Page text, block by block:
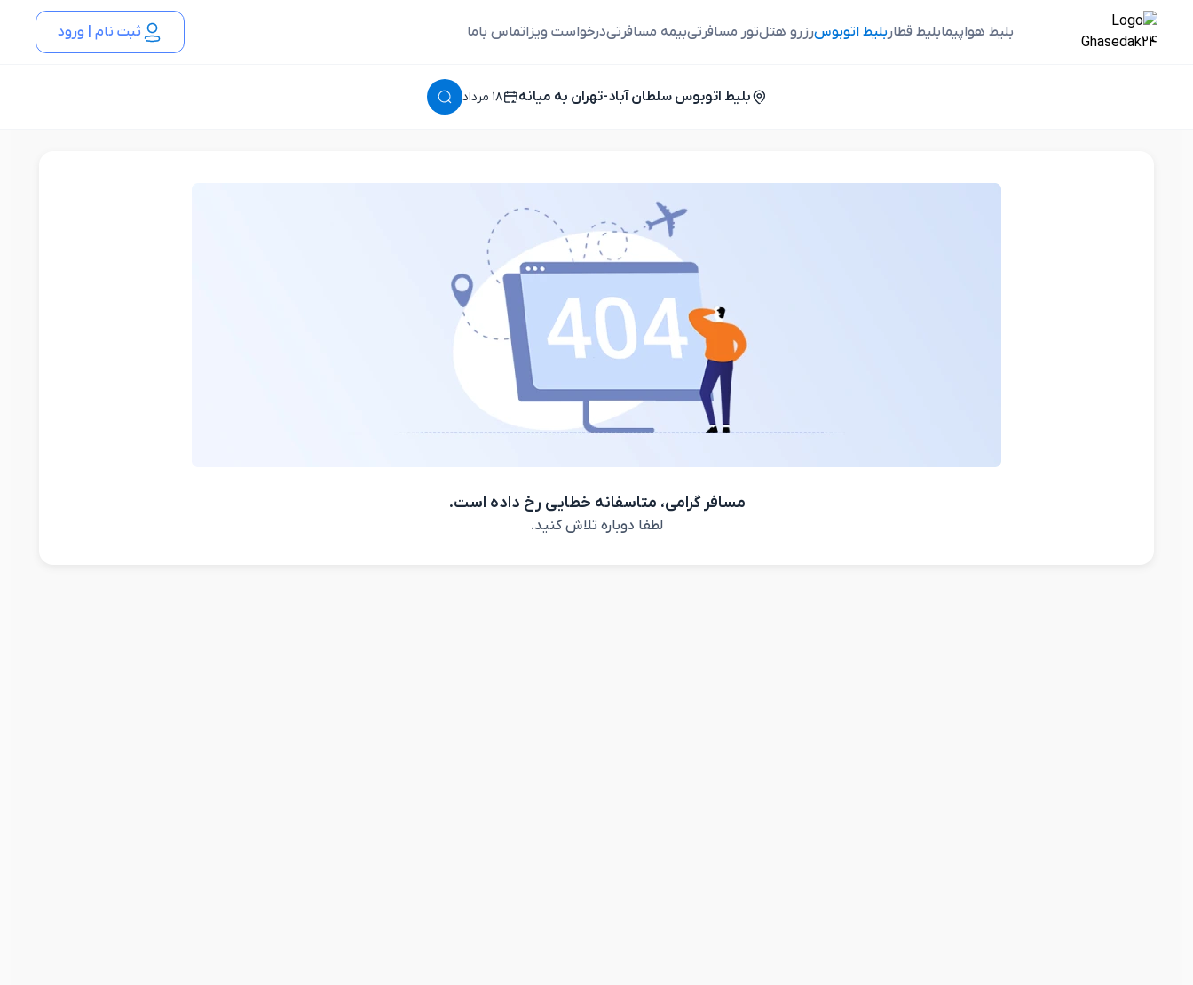
بلیط هواپیمابلیط قطاربلیط اتوبوسرزرو هتلتور مسافرتیبیمه مسافرتیدرخواست ویزاتماس باما ثبت نام | ورود
بلیط اتوبوس سلطان آباد-تهران به میانه ١٨ مرداد
مسافر گرامی، متاسفانه خطایی رخ داده است.
لطفا دوباره تلاش کنید.